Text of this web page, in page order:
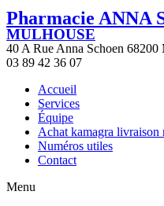
Pharmacie ANNA
MULHOUSE
40 A Rue Anna Schoen
03 89 42 36 07
Accueil
Services
Équipe
Achat kamagra livraison
Numéros utiles
Contact
Menu